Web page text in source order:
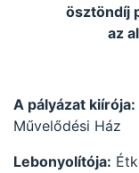
ösztöndíj
az
A pályázat kiírója:
Művelődési Ház
Lebonyolítója: